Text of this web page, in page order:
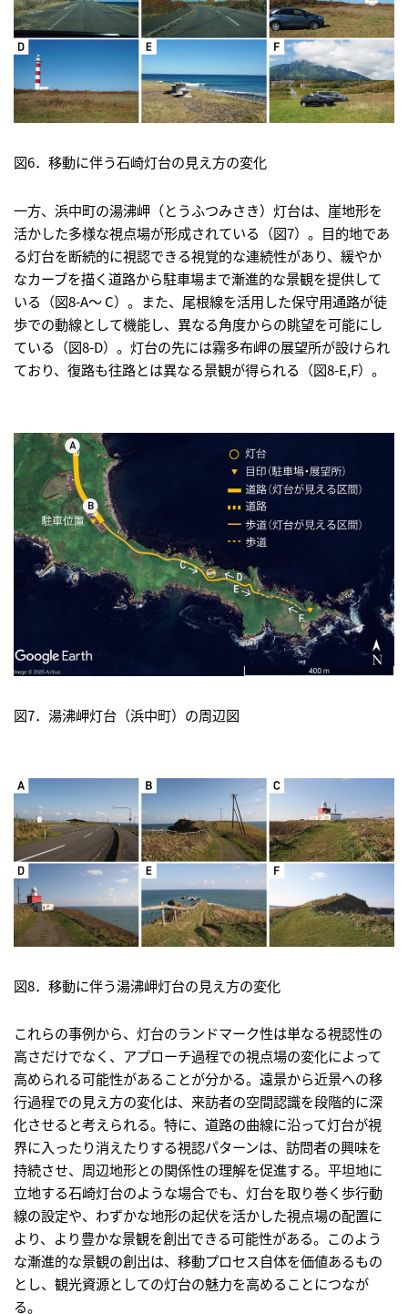
図6．移動に伴う石崎灯台の見え方の変化
一方、浜中町の湯沸岬（とうふつみさき）灯台は、崖地形を
活かした多様な視点場が形成されている（図7）。目的地であ
る灯台を断続的に視認できる視覚的な連続性があり、緩やか
なカーブを描く道路から駐車場まで漸進的な景観を提供して
いる（図8-A～ C）。また、尾根線を活用した保守用通路が徒
歩での動線として機能し、異なる角度からの眺望を可能にし
ている（図8-D）。灯台の先には霧多布岬の展望所が設けられ
ており、復路も往路とは異なる景観が得られる（図8-E,F）。
図7．湯沸岬灯台（浜中町）の周辺図
図8．移動に伴う湯沸岬灯台の見え方の変化
これらの事例から、灯台のランドマーク性は単なる視認性の
高さだけでなく、アプローチ過程での視点場の変化によって
高められる可能性があることが分かる。遠景から近景への移
行過程での見え方の変化は、来訪者の空間認識を段階的に深
化させると考えられる。特に、道路の曲線に沿って灯台が視
界に入ったり消えたりする視認パターンは、訪問者の興味を
持続させ、周辺地形との関係性の理解を促進する。平坦地に
立地する石崎灯台のような場合でも、灯台を取り巻く歩行動
線の設定や、わずかな地形の起伏を活かした視点場の配置に
より、より豊かな景観を創出できる可能性がある。このよう
な漸進的な景観の創出は、移動プロセス自体を価値あるもの
とし、観光資源としての灯台の魅力を高めることにつなが
る。